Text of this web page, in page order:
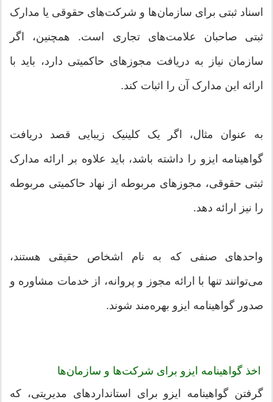
اسناد ثبتی برای سازمان‌ها و شرکت‌های حقوقی یا مدارک
ثبتی صاحبان علامت‌های تجاری است. همچنین، اگر
سازمان نیاز به دریافت مجوزهای حاکمیتی دارد، باید با
ارائه این مدارک آن را اثبات کند.
به عنوان مثال، اگر یک کلینیک زیبایی قصد دریافت
گواهینامه ایزو را داشته باشد، باید علاوه بر ارائه مدارک
ثبتی حقوقی، مجوزهای مربوطه از نهاد حاکمیتی مربوطه
را نیز ارائه دهد.
واحدهای صنفی که به نام اشخاص حقیقی هستند،
می‌توانند تنها با ارائه مجوز و پروانه، از خدمات مشاوره و
صدور گواهینامه ایزو بهره‌مند شوند.
اخذ گواهینامه ایزو برای شرکت‌ها و سازمان‌ها
گرفتن گواهینامه ایزو برای استانداردهای مدیریتی، که